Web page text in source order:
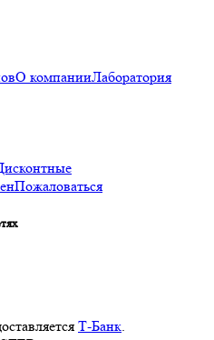
О компанииЛаборатория
Пожаловаться
Т-Банк.